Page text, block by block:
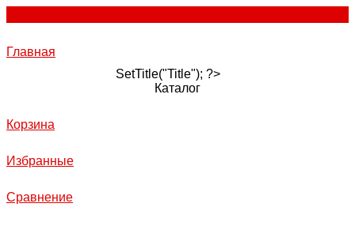
Главная
SetTitle("Title"); ?>
Каталог
Корзина
Избранные
Сравнение